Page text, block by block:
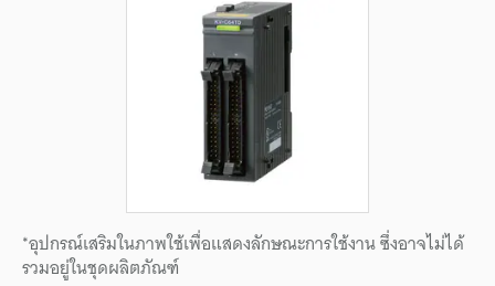
*อุปกรณ์เสริมในภาพใช้เพื่อแสดงลักษณะการใช้งาน ซึ่งอาจไม่ได้
รวมอยู่ในชุดผลิตภัณฑ์